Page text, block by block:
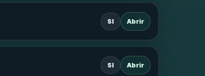
SI Abrir
SI Abrir